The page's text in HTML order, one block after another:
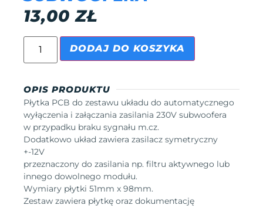
13,00ZŁ
DODAJ DO KOSZYKA
OPIS PRODUKTU
Płytka PCB do zestawu układu do automatycznego
wyłączenia i załączania zasilania 230V subwoofera
w przypadku braku sygnału m.cz.
Dodatkowo układ zawiera zasilacz symetryczny
+-12V
przeznaczony do zasilania np. filtru aktywnego lub
innego dowolnego modułu.
Wymiary płytki 51mm x 98mm.
Zestaw zawiera płytkę oraz dokumentację